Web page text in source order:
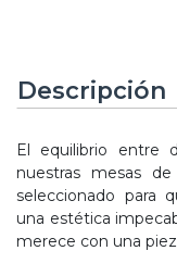
Descripción
El equilibrio entre
nuestras mesas
seleccionado para
una estética
merece con una